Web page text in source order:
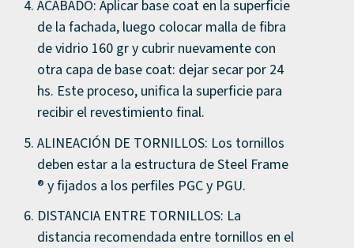
ACABADO: Aplicar base coat en la superficie
de la fachada, luego colocar malla de fibra
de vidrio 160 gr y cubrir nuevamente con
otra capa de base coat: dejar secar por 24
hs. Este proceso, unifica la superficie para
recibir el revestimiento final.
ALINEACIÓN DE TORNILLOS: Los tornillos
deben estar a la estructura de Steel Frame
® y fijados a los perfiles PGC y PGU.
DISTANCIA ENTRE TORNILLOS: La
distancia recomendada entre tornillos en el